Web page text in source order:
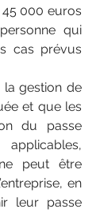
45 000 euros
qui
cas prévus
la gestion de
et que les
du passe
peut être
en
leur passe